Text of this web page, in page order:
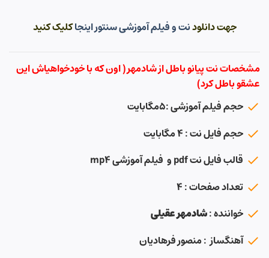
جهت دانلودنت و فیلم آموزشی سنتور اینجاکلیک کنید
مشخصات نت پیانو باطل از شادمهر( اون که با خودخواهیاش این
عشقو باطل کرد)
حجم فیلم آموزشی :۵مگابایت
حجم فایل نت : ۴ مگابایت
قالب فایل نت pdf و فیلم آموزشی mp4
تعداد صفحات : ۴
خواننده :شادمهر عقیلی
آهنگساز : منصور فرهادیان